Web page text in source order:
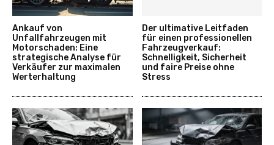
Ankauf von
Unfallfahrzeugen mit
Motorschaden: Eine
strategische Analyse für
Verkäufer zur maximalen
Werterhaltung
Der ultimative Leitfaden
für einen professionellen
Fahrzeugverkauf:
Schnelligkeit, Sicherheit
und faire Preise ohne
Stress